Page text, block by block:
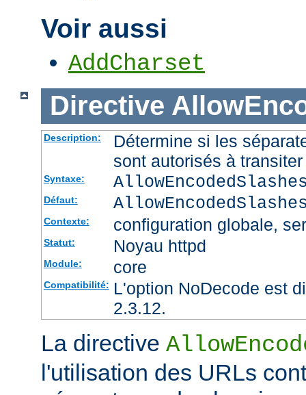
Voir aussi
AddCharset
Directive
Description:
Détermine si les
sont autorisés à
Syntaxe:
Défaut:
Contexte: configuration globale,
Statut: Noyau httpd
Module: core
Compatibilité: L'option NoDecode est
2.3.12.
La directive
l'utilisation des URLs